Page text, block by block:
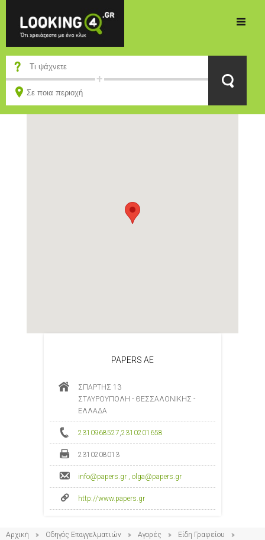
PAPERS ΑΕ
ΣΠΑΡΤΗΣ 13
ΣΤΑΥΡΟΥΠΟΛΗ - ΘΕΣΣΑΛΟΝΙΚΗΣ -
ΕΛΛΑΔΑ
2310968527,2310201658
2310208013
info@papers.gr , olga@papers.gr
http://www.papers.gr
Αρχική Οδηγός Επαγγελματιών Αγορές
Είδη Γραφείου